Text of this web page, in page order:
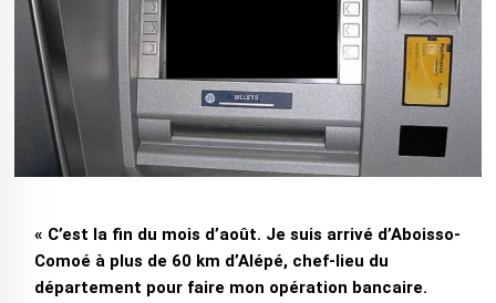
« C’est la fin du mois d’août. Je suis arrivé d’Aboisso-
Comoé à plus de 60 km d’Alépé, chef-lieu du
département pour faire mon opération bancaire.